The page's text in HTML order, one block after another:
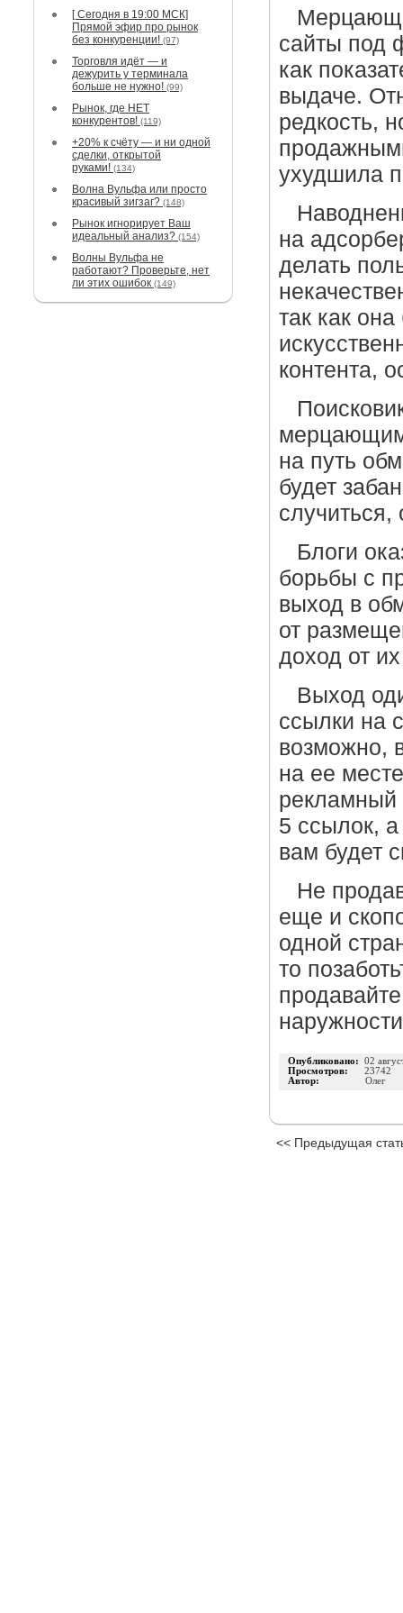
[ Сегодня в 19:00 МСК]
Прямой эфир про рынок
без конкуренции! (97)
Торговля идёт — и
дежурить у терминала
больше не нужно! (99)
Рынок, где НЕТ
конкурентов! (119)
+20% к счёту — и ни одной
сделки, открытой
руками! (134)
Волна Вульфа или просто
красивый зигзаг? (148)
Рынок игнорирует Ваш
идеальный анализ? (154)
Волны Вульфа не
работают? Проверьте, нет
ли этих ошибок (149)
сайты под
как
выдаче.
редкость,
ухудшила
на
делать
так как
контента,
на путь
будет
случиться,
Блоги
борьбы с
выход в
от
доход от
Выход
ссылки на
возможно,
на ее
рекламный
5 ссылок,
вам будет
Не
еще и
одной
то
Опубликовано: 02
Просмотров: 23742
Автор:
Олег
<< Предыдущая